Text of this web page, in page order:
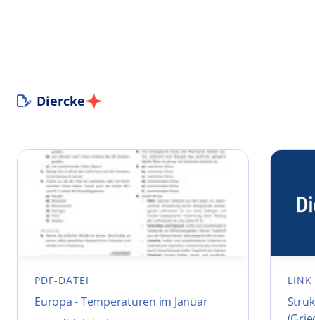
Diercke
PDF-DATEI
Europa - Temperaturen im Januar
LINK